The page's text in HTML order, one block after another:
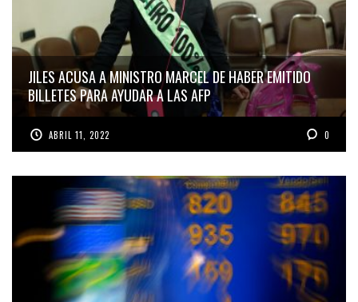
JILES ACUSA A MINISTRO MARCEL DE HABER EMITIDO
BILLETES PARA AYUDAR A LAS AFP
ABRIL 11, 2022 0